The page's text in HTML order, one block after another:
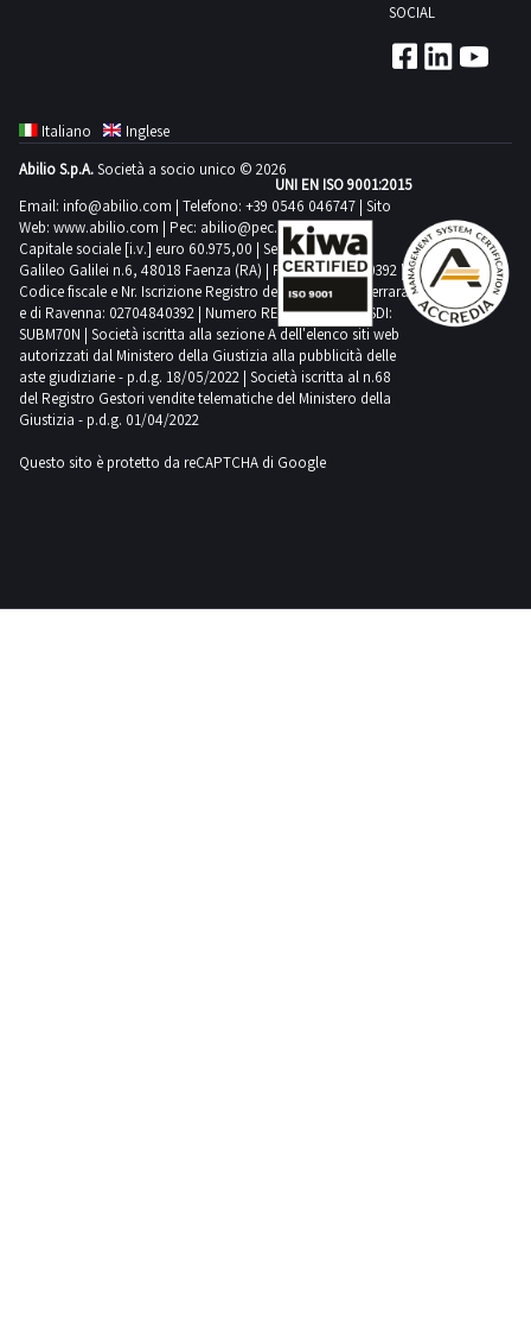
SOCIAL
Italiano
Inglese
Abilio S.p.A.Società a socio unico © 2026
Email: info@abilio.com | Telefono: +39 0546 046747 | Sito
Web: www.abilio.com | Pec: abilio@pec.illimity.com
Capitale sociale [i.v.] euro 60.975,00 | Sede legale in Via
Galileo Galilei n.6, 48018 Faenza (RA) | P.IVA: 02704840392 |
Codice fiscale e Nr. Iscrizione Registro delle Imprese di Ferrara
e di Ravenna: 02704840392 | Numero REA RA 224830 | SDI:
SUBM70N | Società iscritta alla sezione A dell'elenco siti web
autorizzati dal Ministero della Giustizia alla pubblicità delle
aste giudiziarie - p.d.g. 18/05/2022 | Società iscritta al n.68
del Registro Gestori vendite telematiche del Ministero della
Giustizia - p.d.g. 01/04/2022
Questo sito è protetto da reCAPTCHA di Google
UNI EN ISO 9001:2015